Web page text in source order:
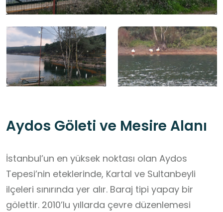
Aydos Göleti ve Mesire Alanı
İstanbul’un en yüksek noktası olan Aydos
Tepesi’nin eteklerinde, Kartal ve Sultanbeyli
ilçeleri sınırında yer alır. Baraj tipi yapay bir
gölettir. 2010’lu yıllarda çevre düzenlemesi